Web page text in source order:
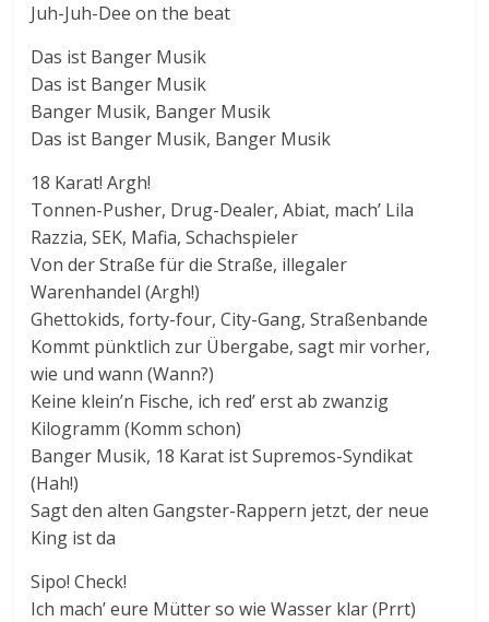
Juh-Juh-Dee on the beat
Das ist Banger Musik
Das ist Banger Musik
Banger Musik, Banger Musik
Das ist Banger Musik, Banger Musik
18 Karat! Argh!
Tonnen-Pusher, Drug-Dealer, Abiat, mach’ Lila
Razzia, SEK, Mafia, Schachspieler
Von der Straße für die Straße, illegaler
Warenhandel (Argh!)
Ghettokids, forty-four, City-Gang, Straßenbande
Kommt pünktlich zur Übergabe, sagt mir vorher,
wie und wann (Wann?)
Keine klein’n Fische, ich red’ erst ab zwanzig
Kilogramm (Komm schon)
Banger Musik, 18 Karat ist Supremos-Syndikat
(Hah!)
Sagt den alten Gangster-Rappern jetzt, der neue
King ist da
Sipo! Check!
Ich mach’ eure Mütter so wie Wasser klar (Prrt)